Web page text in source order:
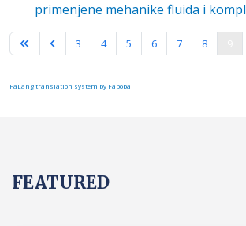
primenjene mehanike fluida i
3 4 5 6 7 8
FaLang translation system by Faboba
FEATURED